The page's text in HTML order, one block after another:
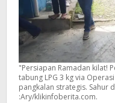
"Persiapan Ramadan kilat!
tabung LPG 3 kg via
pangkalan strategis. Sahur
:Ary/klikinfoberita.com.